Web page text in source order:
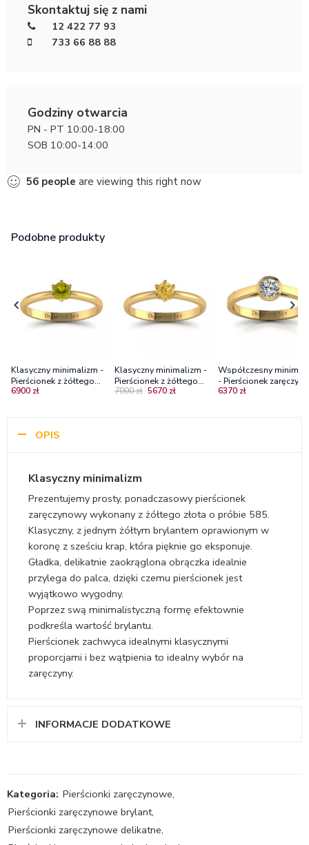
Skontaktuj się z nami
12 422 77 93
733 66 88 88
Godziny otwarcia
PN - PT 10:00-18:00
SOB 10:00-14:00
61 people are viewing this right now
Podobne produkty
Klasyczny minimalizm -
Pierścionek z żółtego
złota z żółtym brylantem
6900 zł
Klasyczny minimalizm -
Pierścionek z żółtego
złota z brylantem o
7000 zł 5670 zł
Współczesny
- Pierścionek
Diamond Sky z żółtego
6370 zł
OPIS
Klasyczny minimalizm
Prezentujemy prosty, ponadczasowy pierścionek
zaręczynowy wykonany z żółtego złota o próbie 585.
Klasyczny, z jednym żółtym brylantem oprawionym w
koronę z sześciu krap, która pięknie go eksponuje.
Gładka, delikatnie zaokrąglona obrączka idealnie
przylega do palca, dzięki czemu pierścionek jest
wyjątkowo wygodny.
Poprzez swą minimalistyczną formę efektownie
podkreśla wartość brylantu.
Pierścionek zachwyca idealnymi klasycznymi
proporcjami i bez wątpienia to idealny wybór na
zaręczyny.
INFORMACJE DODATKOWE
Kategoria: Pierścionki zaręczynowe,
Pierścionki zaręczynowe brylant,
Pierścionki zaręczynowe delikatne,